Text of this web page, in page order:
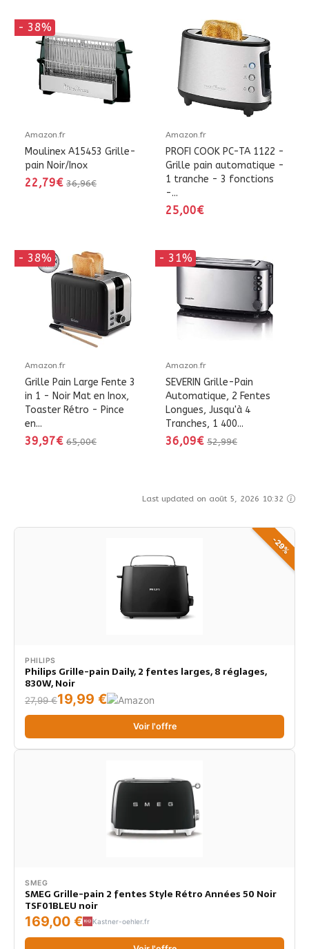
- 38%
Amazon.fr
Moulinex A15453 Grille-
pain Noir/Inox
22,79€ 36,96€
Amazon.fr
PROFI COOK PC-TA 1122 -
Grille pain automatique -
1 tranche - 3 fonctions
-...
25,00€
- 38%
Amazon.fr
Grille Pain Large Fente 3
in 1 - Noir Mat en Inox,
Toaster Rétro - Pince
en...
39,97€ 65,00€
- 31%
Amazon.fr
SEVERIN Grille-Pain
Automatique, 2 Fentes
Longues, Jusqu'à 4
Tranches, 1 400...
36,09€ 52,99€
Last updated on août 5, 2026 10:32
-29%
PHILIPS
Philips Grille-pain Daily, 2 fentes larges, 8 réglages,
830W, Noir
27,99 €19,99 €
Voir l'offre
SMEG
SMEG Grille-pain 2 fentes Style Rétro Années 50 Noir
TSF01BLEU noir
169,00 € Kastner-oehler.fr